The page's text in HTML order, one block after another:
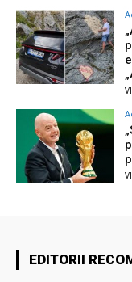
EDITORII